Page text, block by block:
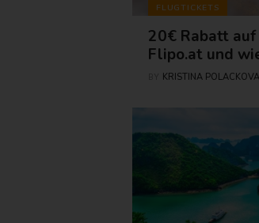
FLUGTICKETS
20€ Rabatt
Flipo.at und
KRISTINA POLACKOVA